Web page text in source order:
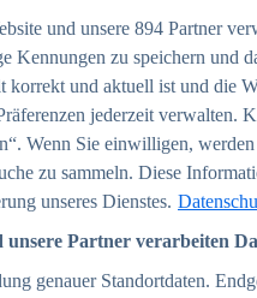
2025
2025
und unsere 894 Partner
Kennungen zu speichern und
korrekt und aktuell ist und die
jederzeit verwalten.
Wenn Sie einwilligen,
zu sammeln. Diese
unseres Dienstes.
Partner verarbeiten
genauer Standortdaten.